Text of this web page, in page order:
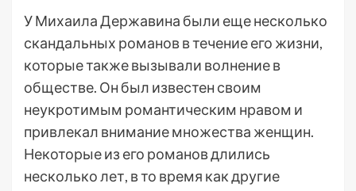
У Михаила Державина были еще несколько
скандальных романов в течение его жизни,
которые также вызывали волнение в
обществе. Он был известен своим
неукротимым романтическим нравом и
привлекал внимание множества женщин.
Некоторые из его романов длились
несколько лет, в то время как другие